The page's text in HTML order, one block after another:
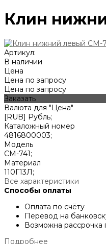
Клин
Артикул:
В наличии
Цена
Цена по запросу
Цена по запросу
Заказать
Валюта для "Цена"
[RUB] Рубль;
Каталожный номер
4816800003;
Модель
СМ-741;
Материал
110Г13Л;
Все характеристики
Способы оплаты
Оплата по счёту
Перевод на
Возможна рассрочка
Подробнее